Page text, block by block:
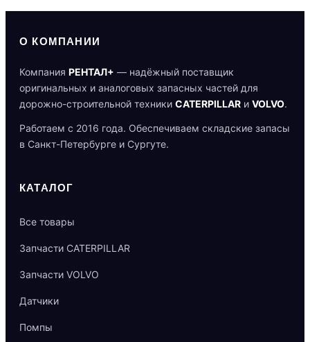
О КОМПАНИИ
Компания РЕНТАЛ+ — надёжный поставщик
оригинальных и аналоговых запасных частей для
дорожно-строительной техники CATERPILLAR и VOLVO.
Работаем с 2016 года. Обеспечиваем складские запасы
в Санкт-Петербурге и Сургуте.
КАТАЛОГ
Все товары
Запчасти CATERPILLAR
Запчасти VOLVO
Датчики
Помпы